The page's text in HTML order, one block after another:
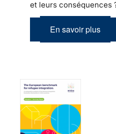
et leurs conséquences
En savoir plus